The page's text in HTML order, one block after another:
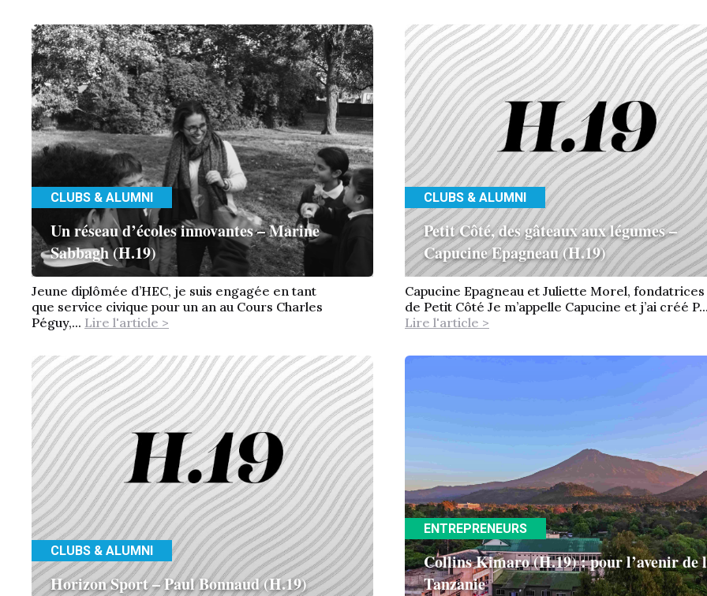
CLUBS & ALUMNI
Un réseau d’écoles innovantes – Marine
Sabbagh (H.19)
Jeune diplômée d’HEC, je suis engagée en tant
que service civique pour un an au Cours Charles
Péguy,... Lire l'article >
CLUBS & ALUMNI
Petit Côté, des gâteaux aux légumes –
Capucine Epagneau (H.19)
Capucine Epagneau et Juliette Morel, fondatrices
de Petit Côté Je m’appelle Capucine et j’ai créé
Lire l'article >
CLUBS & ALUMNI
Horizon Sport – Paul Bonnaud (H.19)
ENTREPRENEURS
Collins Kimaro (H.19) : pour l’avenir de
Tanzanie